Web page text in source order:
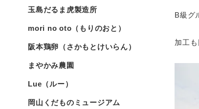
B級グ
加工
玉島だるま虎製造所
mori no oto（もりのおと）
阪本鶏卵（さかもとけいらん）
まやかみ農園
Lue（ルー）
岡山くだものミュージアム